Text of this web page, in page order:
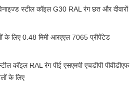
स्टील कॉइल G30 RAL रंग छत और दीवारों
लिए 0.48 मिमी आरएएल 7065 प्रीपेंटेड
कॉइल RAL रंग पीई एसएमपी एचडीपी पीवीडीएफ
के लिए